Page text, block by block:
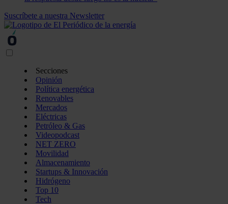
Suscríbete a nuestra Newsletter
Secciones
Opinión
Política energética
Renovables
Mercados
Eléctricas
Petróleo & Gas
Videopodcast
NET ZERO
Movilidad
Almacenamiento
Startups & Innovación
Hidrógeno
Top 10
Tech